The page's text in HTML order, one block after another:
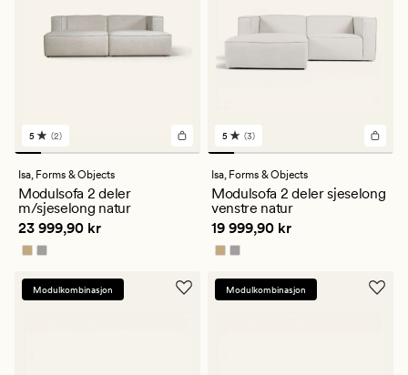
2
anmeldelser
med
en
gjennomsnittlig
vurdering
på
5
5 (2)
Isa, Forms & Objects
Modulsofa 2 deler
m/sjeselong natur
Pris 23 999,90 kr
23 999,90 kr
3
anmeldelser
med
en
gjennomsnittlig
vurdering
på
5
5 (3)
Isa, Forms & Objects
Modulsofa 2 deler sjeselong
venstre natur
Pris 19 999,90 kr
19 999,90 kr
Modulkombinasjon Modulkombinasjon